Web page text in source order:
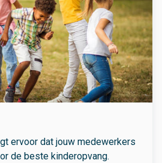
ervoor dat jouw medewerkers
de beste kinderopvang.